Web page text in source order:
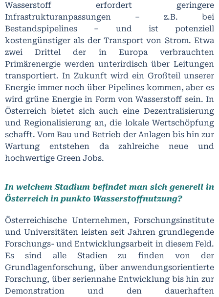
Wasserstoff erfordert geringere
Infrastrukturanpassungen – z.B. bei
Bestandspipelines – und ist potenziell
kostengünstiger als der Transport von Strom. Etwa
zwei Drittel der in Europa verbrauchten
Primärenergie werden unterirdisch über Leitungen
transportiert. In Zukunft wird ein Großteil unserer
Energie immer noch über Pipelines kommen, aber es
wird grüne Energie in Form von Wasserstoff sein. In
Österreich bietet sich auch eine Dezentralisierung
und Regionalisierung an, die lokale Wertschöpfung
schafft. Vom Bau und Betrieb der Anlagen bis hin zur
Wartung entstehen da zahlreiche neue und
hochwertige Green Jobs.
In welchem Stadium befindet man sich generell in
Österreich in punkto Wasserstoffnutzung?
Österreichische Unternehmen, Forschungsinstitute
und Universitäten leisten seit Jahren grundlegende
Forschungs- und Entwicklungsarbeit in diesem Feld.
Es sind alle Stadien zu finden von der
Grundlagenforschung, über anwendungsorientierte
Forschung, über seriennahe Entwicklung bis hin zur
Demonstration und den dauerhaften